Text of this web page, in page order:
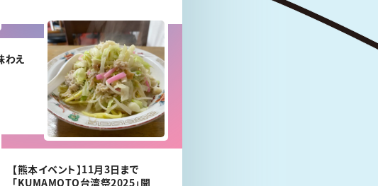
わえ
【熊本イベント】11月3日まで
「KUMAMOTO台湾祭2025」開